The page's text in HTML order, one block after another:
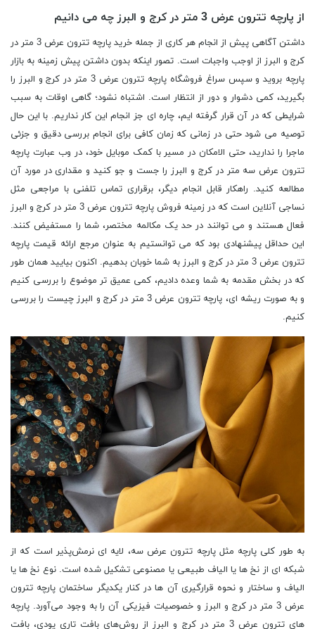
از پارچه تترون عرض 3 متر در کرج و البرز چه می دانیم
داشتن آگاهی پیش از انجام هر کاری از جمله خرید پارچه تترون عرض 3 متر در
کرج و البرز از اوجب واجبات است. تصور اینکه بدون داشتن پیش زمینه به بازار
پارچه بروید و سپس سراغ فروشگاه پارچه تترون عرض 3 متر در کرج و البرز را
بگیرید، کمی دشوار و دور از انتظار است. اشتباه نشود؛ گاهی اوقات به سبب
شرایطی که در آن قرار گرفته ایم، چاره ای جز انجام این کار نداریم. با این حال
توصیه می شود حتی در زمانی که زمان کافی برای انجام بررسی دقیق و جزئی
ماجرا را ندارید، حتی الامکان در مسیر با کمک موبایل خود، در وب عبارت پارچه
تترون عرض سه متر در کرج و البرز را جست و جو کنید و مقداری در مورد آن
مطالعه کنید. راهکار قابل انجام دیگر، برقراری تماس تلفنی با مراجعی مثل
نساجی آنلاین است که در زمینه فروش پارچه تترون عرض 3 متر در کرج و البرز
فعال هستند و می توانند در حد یک مکالمه مختصر، شما را مستفیض کنند.
این حداقل پیشنهادی بود که می توانستیم به عنوان مرجع ارائه قیمت پارچه
تترون عرض 3 متر در کرج و البرز به شما خوبان بدهیم. اکنون بیایید همان طور
که در بخش مقدمه به شما وعده دادیم، کمی عمیق تر موضوع را بررسی کنیم
و به صورت ریشه ای، پارچه تترون عرض 3 متر در کرج و البرز چیست را بررسی
کنیم.
به طور کلی پارچه مثل پارچه تترون عرض سه، لایه ‌ای نرمش‌پذیر است که از
شبکه ‌ای از نخ‌ ها یا الیاف طبیعی یا مصنوعی تشکیل شده ‌است. نوع نخ ‌ها یا
الیاف و ساختار و نحوه قرارگیری آن‌ ها در کنار یکدیگر ساختمان پارچه تترون
عرض 3 متر در کرج و البرز و خصوصیات فیزیکی آن را به‌ وجود می‌آورد. پارچه
های تترون عرض 3 متر در کرج و البرز از روش‌های بافت تاری پودی، بافت